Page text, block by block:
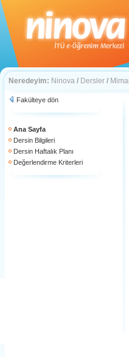
Neredeyim: Ninova / Dersler /
Fakülteye dön
Ana Sayfa
Dersin Bilgileri
Dersin Haftalık Planı
Değerlendirme Kriterleri